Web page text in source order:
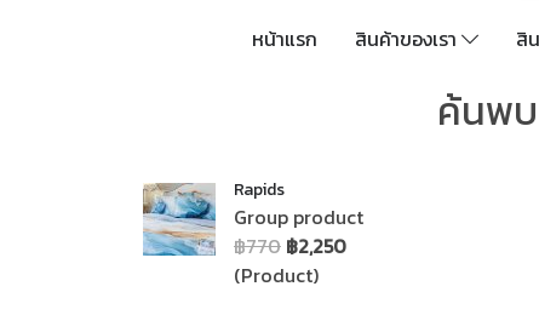
หน้าแรก สินค้าของเรา สิ
ค้นพบ
Rapids
Group product
฿770 ฿2,250
(Product)